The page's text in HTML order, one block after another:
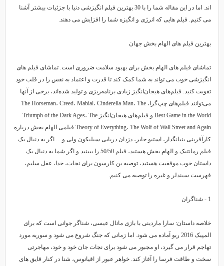
اند. اما در این مقاله شما را با 30 بهترین فیلم انگیزشی دنیا با جزئیات بیشتر آشنا
می کنیم. فیلم هایی که انرژی و انگیزه شما را افزایش می دهند.
بهترین فیلم های الهام بخش جهان
تماشای فیلم های الهام بخش برای بهبود سلامت ضروری است. تماشای فیلم های
انگیزشی خوب می تواند به شما کمک کند تا قدرت و اعتماد به نفس را در قلب خود
تقویت کنید. فیلم‌های هیجان‌انگیز زیادی برنامه‌ریزی و تولید شده‌اند، برخی از آنها
می‌توانند فیلم‌های چپ‌گرا، The Horseman، Creed، Mabial، Cinderella Man، The
Best Game in the World و فیلم‌های هیجان‌انگیز Triumph of the Dark Ages، The
Theory of Everything، The Wolf of Wall Street and Again فیلمی الهام بخش درباره
کارآفرینی بنیانگذار، استیو جابر، دزدان دریایی سیلیکون ولی و ... اگر به دنبال یک
فیلم رمانتیک و الهام بخش هستید، فیلم 50/50 را ببینید و اگر شما به دنبال یک
داستان خوب موفقیت هستید، توصیه بن کارسون برای نجات، خدا، عقل سلیم،
فهرست سیندلر و غیره را توصیه می کنیم.
خلاصه داستان: سارا ماردینی با بازی مانال عیسی، شناگر جوانی است که برای
المپیک 2016 ریو آماده می شود. اما زمانی که جنگ شروع می شود و سوریه مورد
تهاجم قرار می گیرد، او مجبور می شود برای نجات جان خود و خود، مهاجرتی
سخت و طاقت فرسا را ​​آغاز کند. خواهر عبور از اقیانوس، شنا در کنار قایق های